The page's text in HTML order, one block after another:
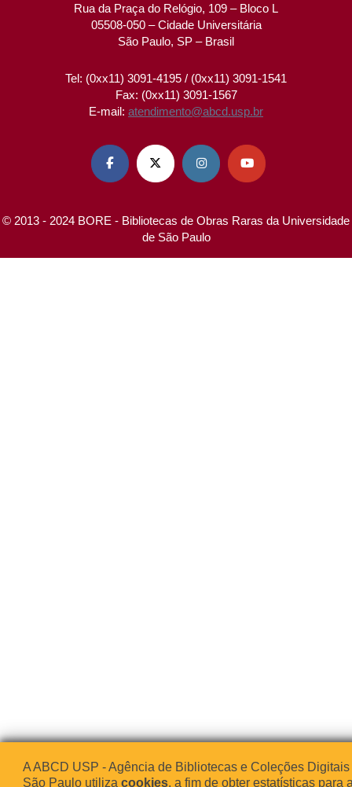
Rua da Praça do Relógio, 109 – Bloco L
05508-050 – Cidade Universitária
São Paulo, SP – Brasil
Tel: (0xx11) 3091-4195 / (0xx11) 3091-1541
Fax: (0xx11) 3091-1567
E-mail: atendimento@abcd.usp.br
   
© 2013 - 2024 BORE - Bibliotecas de Obras Raras da Universidade
de São Paulo
A ABCD USP - Agência de Bibliotecas e Coleções
São Paulo utiliza cookies, a fim de obter estatísticas para